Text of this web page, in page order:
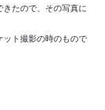
きたので、その写真に
ット撮影の時のもので